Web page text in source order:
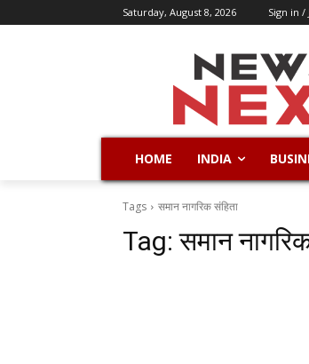
Saturday, August 8, 2026 Sign in /
HOME INDIA
Tags समान नागरिक संहिता
Tag:समान